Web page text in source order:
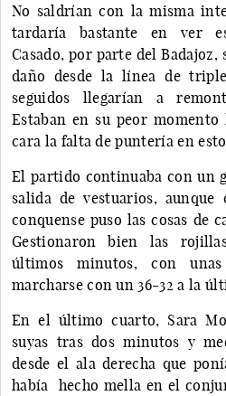
No saldrían con la misma
tardaría bastante en ver
Casado, por parte del Badajoz,
daño desde la línea de
seguidos llegarían a
Estaban en su peor momento
cara la falta de puntería en
El partido continuaba con un
salida de vestuarios,
conquense puso las cosas de
Gestionaron bien las
últimos minutos, con
marcharse con un 36-32 a la
En el último cuarto, Sara
suyas tras dos minutos y
desde el ala derecha que
había hecho mella en el